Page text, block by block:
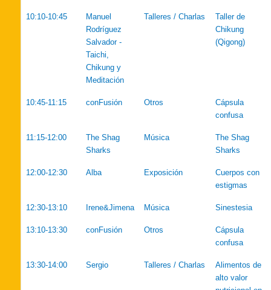
10:10-10:45
Manuel
Rodríguez
Salvador -
Taichi,
Chikung y
Meditación
Talleres / Charlas
Taller de
Chikung
(Qigong)
10:45-11:15 conFusión Otros
Cápsula
confusa
11:15-12:00
The Shag
Sharks
Música
The Shag
Sharks
12:00-12:30 Alba Exposición
Cuerpos con
estigmas
12:30-13:10 Irene&Jimena Música Sinestesia
13:10-13:30 conFusión Otros
Cápsula
confusa
13:30-14:00 Sergio Talleres / Charlas
Alimentos de
alto valor